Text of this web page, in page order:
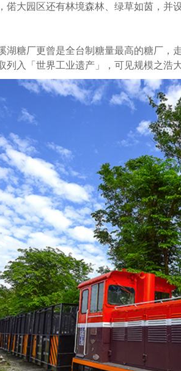
偌大园区还有林境森林、绿草如茵，
湖糖厂更曾是全台制糖量最高的糖厂
入「世界工业遗产」，可见规模之浩